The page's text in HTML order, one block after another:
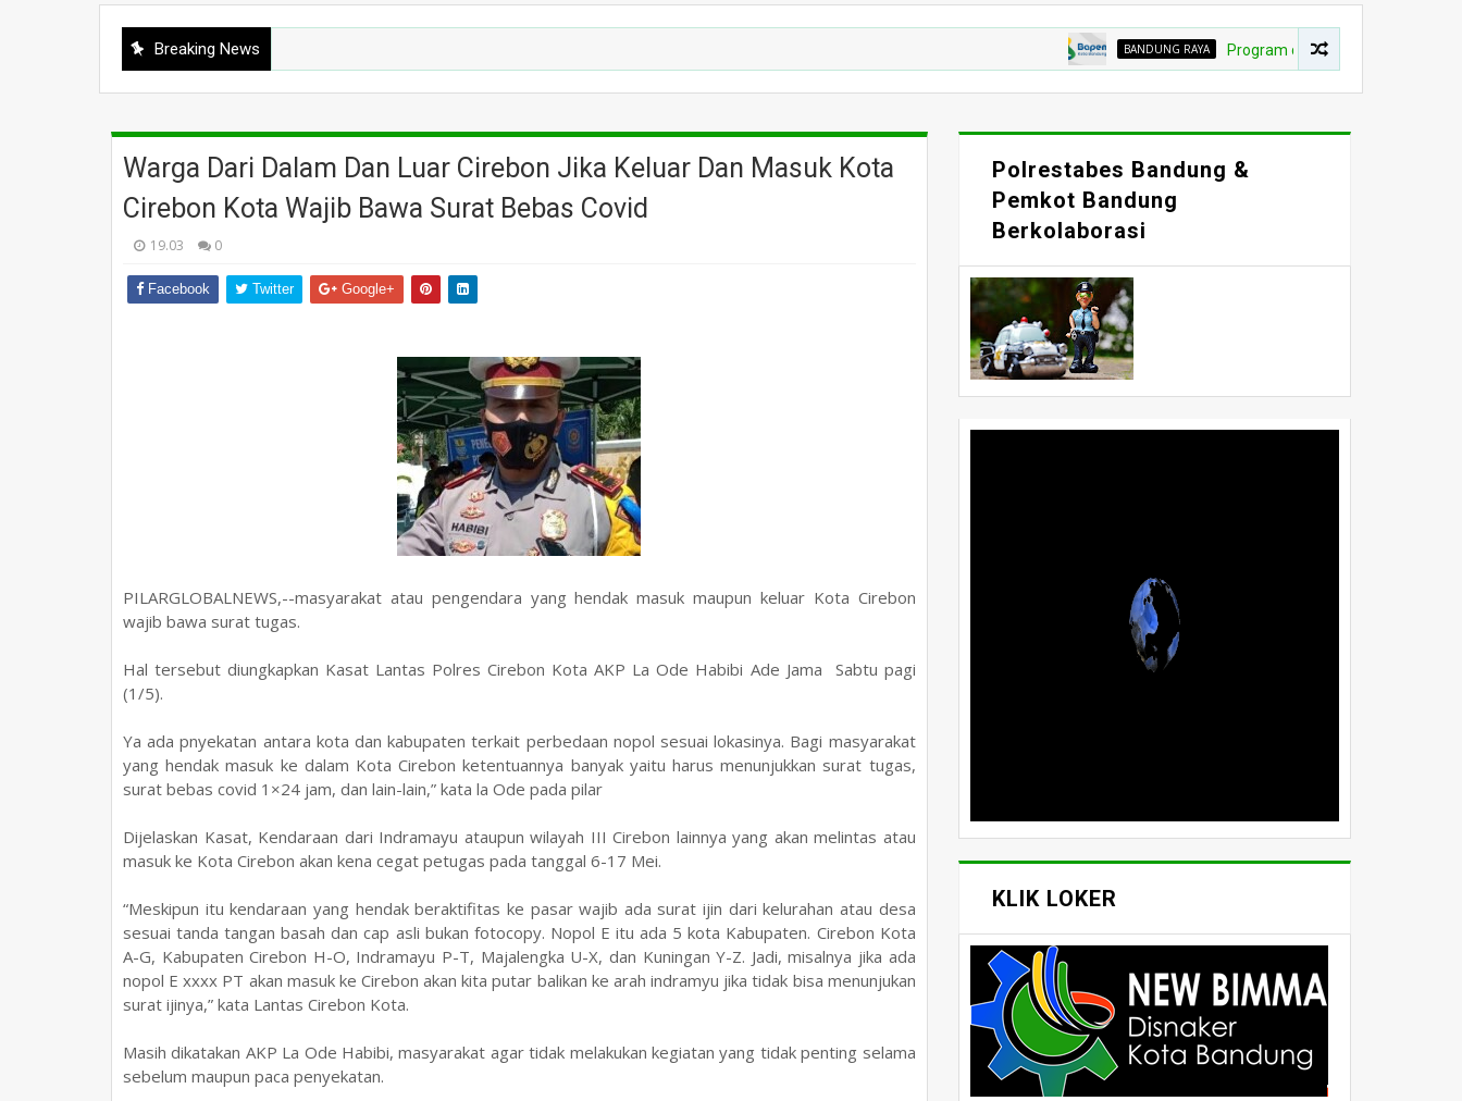
Breaking News BANDUNG RAYA Program diskon pokok piutang Pajak Bumi
Warga Dari Dalam Dan Luar Cirebon Jika Keluar Dan Masuk Kota
Cirebon Kota Wajib Bawa Surat Bebas Covid
19.03 0
Facebook Twitter Google+
PILARGLOBALNEWS,--masyarakat atau pengendara yang hendak masuk maupun keluar Kota Cirebon
wajib bawa surat tugas.
Hal tersebut diungkapkan Kasat Lantas Polres Cirebon Kota AKP La Ode Habibi Ade Jama Sabtu pagi
(1/5).
Ya ada pnyekatan antara kota dan kabupaten terkait perbedaan nopol sesuai lokasinya. Bagi masyarakat
yang hendak masuk ke dalam Kota Cirebon ketentuannya banyak yaitu harus menunjukkan surat tugas,
surat bebas covid 1×24 jam, dan lain-lain,” kata la Ode pada pilar
Dijelaskan Kasat, Kendaraan dari Indramayu ataupun wilayah III Cirebon lainnya yang akan melintas atau
masuk ke Kota Cirebon akan kena cegat petugas pada tanggal 6-17 Mei.
“Meskipun itu kendaraan yang hendak beraktifitas ke pasar wajib ada surat ijin dari kelurahan atau desa
sesuai tanda tangan basah dan cap asli bukan fotocopy. Nopol E itu ada 5 kota Kabupaten. Cirebon Kota
A-G, Kabupaten Cirebon H-O, Indramayu P-T, Majalengka U-X, dan Kuningan Y-Z. Jadi, misalnya jika ada
nopol E xxxx PT akan masuk ke Cirebon akan kita putar balikan ke arah indramyu jika tidak bisa menunjukan
surat ijinya,” kata Lantas Cirebon Kota.
Masih dikatakan AKP La Ode Habibi, masyarakat agar tidak melakukan kegiatan yang tidak penting selama
sebelum maupun paca penyekatan.
Polrestabes Bandung &
Pemkot Bandung
Berkolaborasi
KLIK LOKER